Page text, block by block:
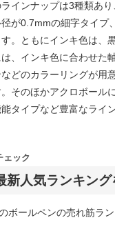
インナップは3種類あ
が0.7mmの細字タイプ
。ともにインキ色は、
、インキ色に合わせた
どのカラーリングが用
そのほかアクロボール
タイプなど豊富なライ
新人気ランキン
ェック
ボールペンの売れ筋ラ